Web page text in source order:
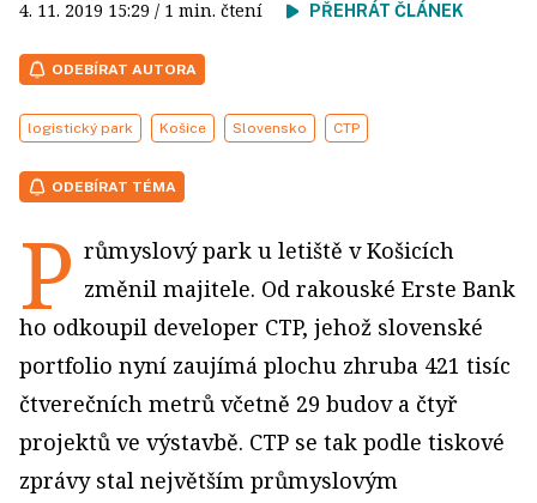
4. 11. 2019 15:29 / 1 min. čtení PŘEHRÁT ČLÁNEK
ODEBÍRAT AUTORA
logistický park Košice Slovensko CTP
ODEBÍRAT TÉMA
P růmyslový park u letiště v Košicích
změnil majitele. Od rakouské Erste Bank
ho odkoupil developer CTP, jehož slovenské
portfolio nyní zaujímá plochu zhruba 421 tisíc
čtverečních metrů včetně 29 budov a čtyř
projektů ve výstavbě. CTP se tak podle tiskové
zprávy stal největším průmyslovým